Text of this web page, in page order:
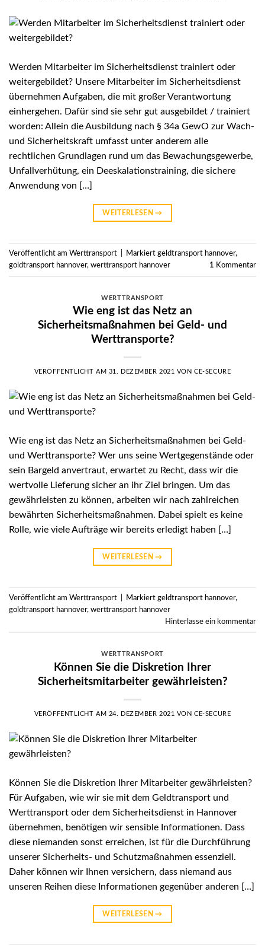
Werden Mitarbeiter im Sicherheitsdienst trainiert oder
weitergebildet? Unsere Mitarbeiter im Sicherheitsdienst
übernehmen Aufgaben, die mit großer Verantwortung
einhergehen. Dafür sind sie sehr gut ausgebildet / trainiert
worden: Allein die Ausbildung nach § 34a GewO zur Wach-
und Sicherheitskraft umfasst unter anderem alle
rechtlichen Grundlagen rund um das Bewachungsgewerbe,
Unfallverhütung, ein Deeskalationstraining, die sichere
Anwendung von […]
WEITERLESEN→
Veröffentlicht am Werttransport Markiert geldtransport hannover,
goldtransport hannover, werttransport hannover 1 Kommentar
WERTTRANSPORT
Wie eng ist das Netz an
Sicherheitsmaßnahmen bei Geld- und
Werttransporte?
VERÖFFENTLICHT AM 31. DEZEMBER 2021 VONCE-SECURE
Wie eng ist das Netz an Sicherheitsmaßnahmen bei Geld-
und Werttransporte? Wer uns seine Wertgegenstände oder
sein Bargeld anvertraut, erwartet zu Recht, dass wir die
wertvolle Lieferung sicher an ihr Ziel bringen. Um das
gewährleisten zu können, arbeiten wir nach zahlreichen
bewährten Sicherheitsmaßnahmen. Dabei spielt es keine
Rolle, wie viele Aufträge wir bereits erledigt haben […]
WEITERLESEN→
Veröffentlicht am Werttransport Markiert geldtransport hannover,
goldtransport hannover, werttransport hannover
Hinterlasse ein kommentar
WERTTRANSPORT
Können Sie die Diskretion Ihrer
Sicherheitsmitarbeiter gewährleisten?
VERÖFFENTLICHT AM 24. DEZEMBER 2021 VONCE-SECURE
Können Sie die Diskretion Ihrer Mitarbeiter gewährleisten?
Für Aufgaben, wie wir sie mit dem Geldtransport und
Werttransport oder dem Sicherheitsdienst in Hannover
übernehmen, benötigen wir sensible Informationen. Dass
diese niemanden sonst erreichen, ist für die Durchführung
unserer Sicherheits- und Schutzmaßnahmen essenziell.
Daher können wir Ihnen versichern, dass niemand aus
unseren Reihen diese Informationen gegenüber anderen […]
WEITERLESEN→